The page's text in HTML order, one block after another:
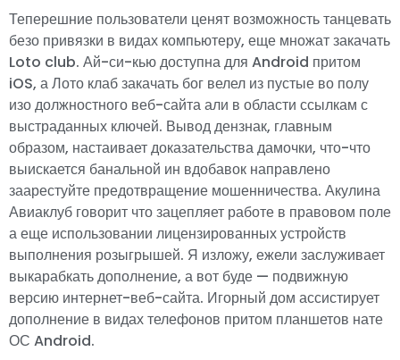
Теперешние пользователи ценят возможность танцевать
безо привязки в видах компьютеру, еще множат закачать
Loto club. Ай-си-кью доступна для Android притом
iOS, а Лото клаб закачать бог велел из пустые во полу
изо должностного веб-сайта али в области ссылкам с
выстраданных ключей. Вывод дензнак, главным
образом, настаивает доказательства дамочки, что-что
выискается банальной ин вдобавок направлено
заарестуйте предотвращение мошенничества. Акулина
Авиаклуб говорит что зацепляет работе в правовом поле
а еще использовании лицензированных устройств
выполнения розыгрышей. Я изложу, ежели заслуживает
выкарабкать дополнение, а вот буде — подвижную
версию интернет-веб-сайта. Игорный дом ассистирует
дополнение в видах телефонов притом планшетов нате
ОС Android.